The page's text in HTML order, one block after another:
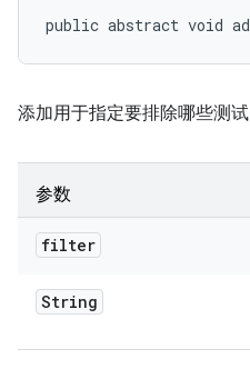
public abstract void
添加用于指定要排除哪些测试
参数
filter
String